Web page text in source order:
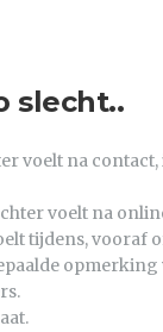
slecht..
voelt na
voelt na
tijdens, vooraf